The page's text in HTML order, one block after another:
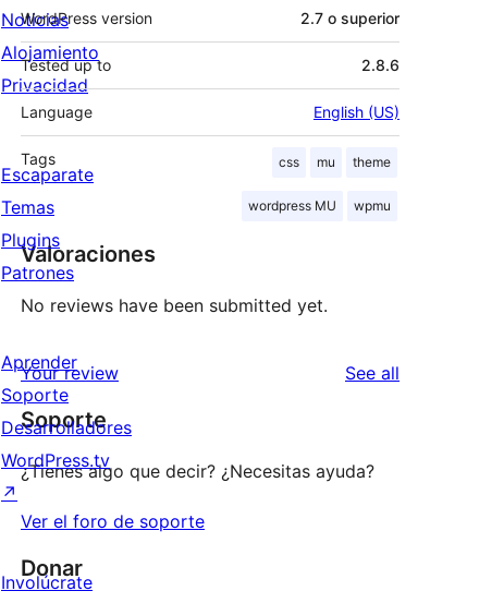
WordPress version 2.7 o superior
Tested up to 2.8.6
Language English (US)
Tags css mu theme
wordpress MU wpmu
Valoraciones
No reviews have been submitted yet.
Your review See all
Soporte
¿Tienes algo que decir? ¿Necesitas ayuda?
Ver el foro de soporte
Donar
Noticias
Alojamiento
Privacidad
Escaparate
Temas
Plugins
Patrones
Aprender
Soporte
Desarrolladores
WordPress.tv
↗
Involúcrate